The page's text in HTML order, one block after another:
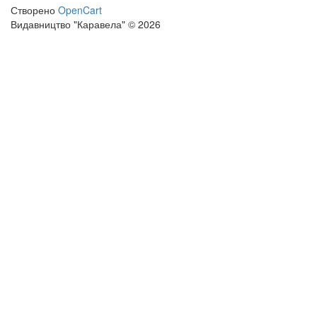
Створено OpenCart
Видавництво "Каравела" © 2026